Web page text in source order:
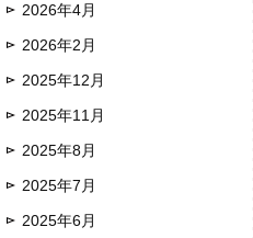
2026年4月
2026年2月
2025年12月
2025年11月
2025年8月
2025年7月
2025年6月